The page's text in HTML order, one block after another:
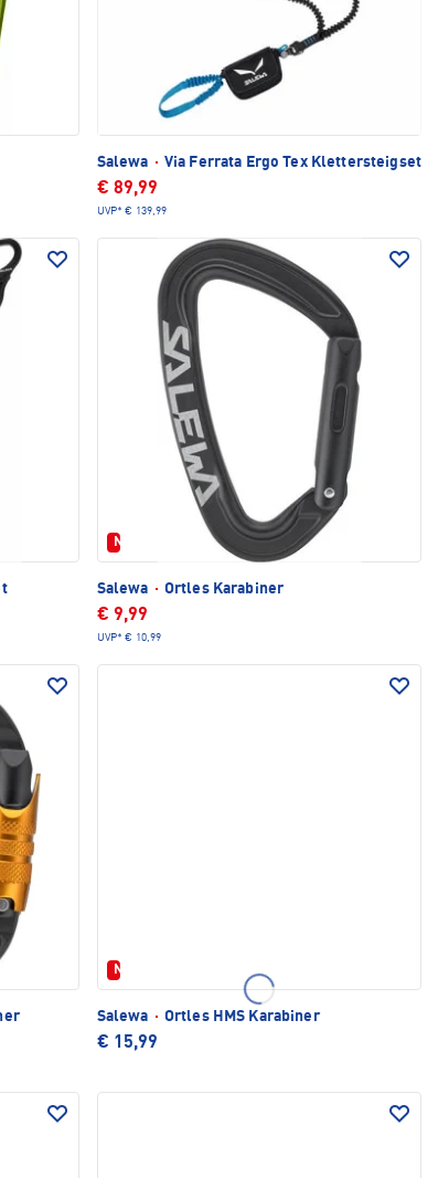
Salewa · Via Ferrata Ergo Tex Klettersteigset
€ 89,99
UVP* € 139,99
Neu
Salewa · Ortles Karabiner
€ 9,99
UVP* € 10,99
Neu
Salewa · Ortles HMS Karabiner
€ 15,99